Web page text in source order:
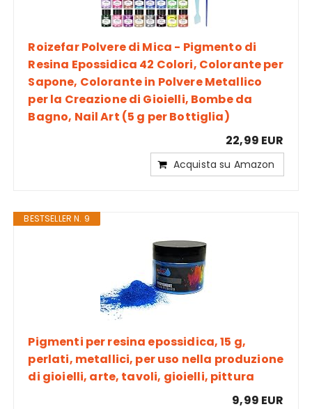
Roizefar Polvere di Mica - Pigmento di
Resina Epossidica 42 Colori, Colorante per
Sapone, Colorante in Polvere Metallico
per la Creazione di Gioielli, Bombe da
Bagno, Nail Art (5 g per Bottiglia)
22,99 EUR
Acquista su Amazon
BESTSELLER N. 9
Pigmenti per resina epossidica, 15 g,
perlati, metallici, per uso nella produzione
di gioielli, arte, tavoli, gioielli, pittura
9,99 EUR